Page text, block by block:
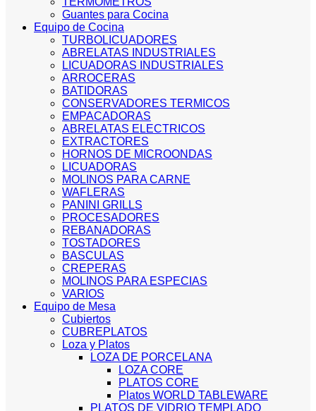
Guantes para Cocina
Equipo de Cocina
TURBOLICUADORES
ABRELATAS INDUSTRIALES
LICUADORAS INDUSTRIALES
ARROCERAS
BATIDORAS
CONSERVADORES TERMICOS
EMPACADORAS
ABRELATAS ELECTRICOS
EXTRACTORES
HORNOS DE MICROONDAS
LICUADORAS
MOLINOS PARA CARNE
WAFLERAS
PANINI GRILLS
PROCESADORES
REBANADORAS
TOSTADORES
BASCULAS
CREPERAS
MOLINOS PARA ESPECIAS
VARIOS
Equipo de Mesa
Cubiertos
CUBREPLATOS
Loza y Platos
LOZA DE PORCELANA
LOZA CORE
PLATOS CORE
Platos WORLD TABLEWARE
PLATOS DE VIDRIO TEMPLADO